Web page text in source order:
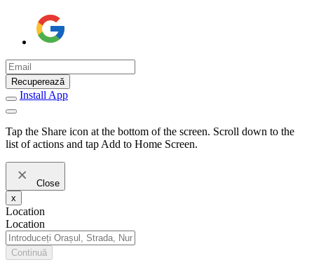
Recuperează
Install App
Tap the Share icon at the bottom of the screen. Scroll down to the
list of actions and tap Add to Home Screen.
Close
x
Location
Location
Continuă